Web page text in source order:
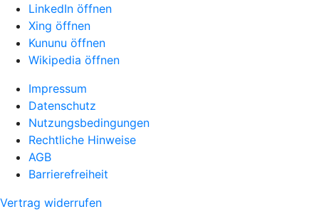
LinkedIn öffnen
Xing öffnen
Kununu öffnen
Wikipedia öffnen
Impressum
Datenschutz
Nutzungsbedingungen
Rechtliche Hinweise
AGB
Barrierefreiheit
Vertrag widerrufen